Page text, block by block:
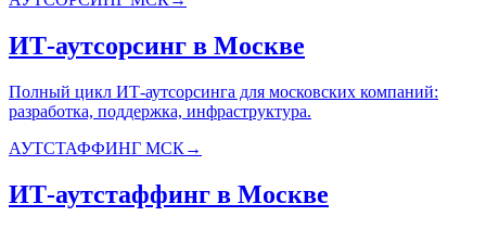
ИТ-аутсорсинг в Москве
Полный цикл ИТ-аутсорсинга для московских компаний:
разработка, поддержка, инфраструктура.
АУТСТАФФИНГ МСК→
ИТ-аутстаффинг в Москве